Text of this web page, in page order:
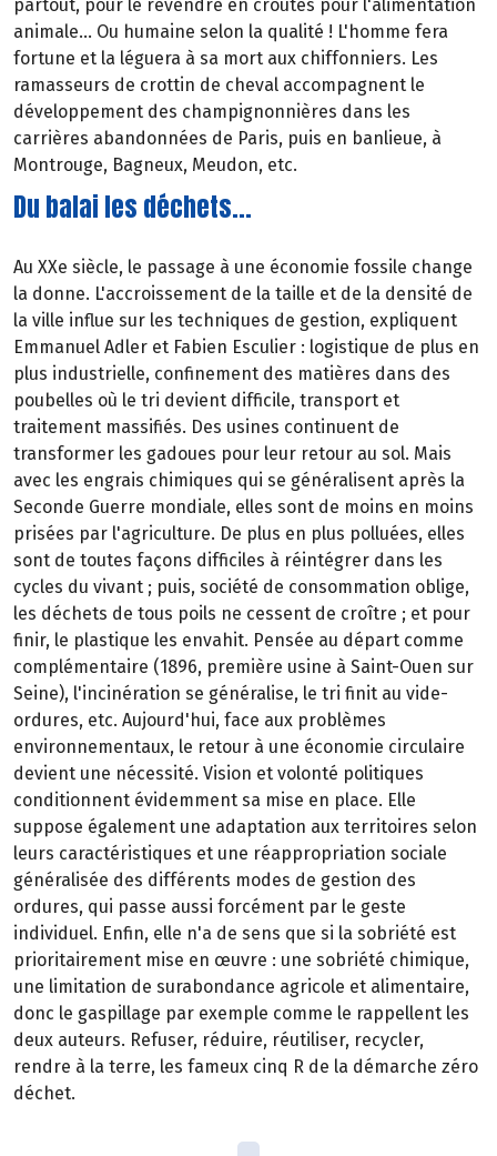
partout, pour le revendre en croûtes pour l'alimentation
animale... Ou humaine selon la qualité ! L'homme fera
fortune et la léguera à sa mort aux chiffonniers. Les
ramasseurs de crottin de cheval accompagnent le
développement des champignonnières dans les
carrières abandonnées de Paris, puis en banlieue, à
Montrouge, Bagneux, Meudon, etc.
Du balai les déchets...
Au XXe siècle, le passage à une économie fossile change
la donne. L'accroissement de la taille et de la densité de
la ville influe sur les techniques de gestion, expliquent
Emmanuel Adler et Fabien Esculier : logistique de plus en
plus industrielle, confinement des matières dans des
poubelles où le tri devient difficile, transport et
traitement massifiés. Des usines continuent de
transformer les gadoues pour leur retour au sol. Mais
avec les engrais chimiques qui se généralisent après la
Seconde Guerre mondiale, elles sont de moins en moins
prisées par l'agriculture. De plus en plus polluées, elles
sont de toutes façons difficiles à réintégrer dans les
cycles du vivant ; puis, société de consommation oblige,
les déchets de tous poils ne cessent de croître ; et pour
finir, le plastique les envahit. Pensée au départ comme
complémentaire (1896, première usine à Saint-Ouen sur
Seine), l'incinération se généralise, le tri finit au vide-
ordures, etc. Aujourd'hui, face aux problèmes
environnementaux, le retour à une économie circulaire
devient une nécessité. Vision et volonté politiques
conditionnent évidemment sa mise en place. Elle
suppose également une adaptation aux territoires selon
leurs caractéristiques et une réappropriation sociale
généralisée des différents modes de gestion des
ordures, qui passe aussi forcément par le geste
individuel. Enfin, elle n'a de sens que si la sobriété est
prioritairement mise en œuvre : une sobriété chimique,
une limitation de surabondance agricole et alimentaire,
donc le gaspillage par exemple comme le rappellent les
deux auteurs. Refuser, réduire, réutiliser, recycler,
rendre à la terre, les fameux cinq R de la démarche zéro
déchet.